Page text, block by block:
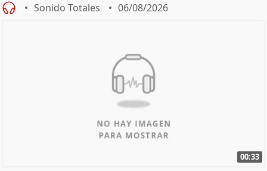
Sonido Totales 06/08/2026
00:33